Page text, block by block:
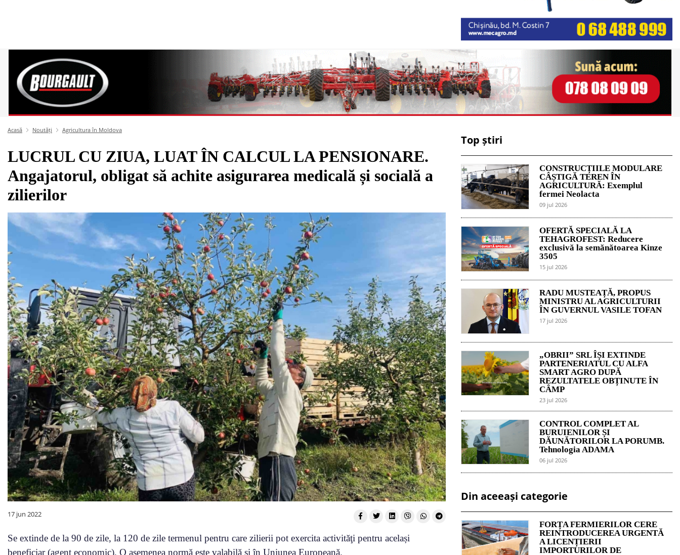
Acasă Noutăți Agricultura în Moldova
LUCRUL CU ZIUA, LUAT ÎN CALCUL LA PENSIONARE.
Angajatorul, obligat să achite asigurarea medicală și socială a
zilierilor
17 jun 2022
Se extinde de la 90 de zile, la 120 de zile termenul pentru care zilierii pot exercita activităţi pentru același
beneficiar (agent economic). O asemenea normă este valabilă și în Uniunea Europeană.
Top știri
CONSTRUCȚIILE MODULARE
CÂȘTIGĂ TEREN ÎN
AGRICULTURĂ: Exemplul
fermei Neolacta
09 jul 2026
OFERTĂ SPECIALĂ LA
TEHAGROFEST: Reducere
exclusivă la semănătoarea Kinze
3505
15 jul 2026
RADU MUSTEAȚĂ, PROPUS
MINISTRU AL AGRICULTURII
ÎN GUVERNUL VASILE TOFAN
17 jul 2026
„OBRII” SRL ÎȘI EXTINDE
PARTENERIATUL CU ALFA
SMART AGRO DUPĂ
REZULTATELE OBȚINUTE ÎN
CÂMP
23 jul 2026
CONTROL COMPLET AL
BURUIENILOR ȘI
DĂUNĂTORILOR LA PORUMB.
Tehnologia ADAMA
06 jul 2026
Din aceeași categorie
FORȚA FERMIERILOR CERE
REINTRODUCEREA URGENTĂ
A LICENȚIERII
IMPORTURILOR DE